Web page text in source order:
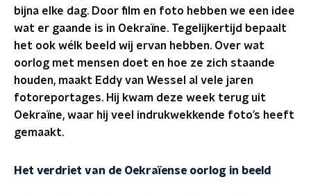
bijna elke dag. Door film en foto hebben we een idee
wat er gaande is in Oekraïne. Tegelijkertijd bepaalt
het ook wélk beeld wij ervan hebben. Over wat
oorlog met mensen doet en hoe ze zich staande
houden, maakt Eddy van Wessel al vele jaren
fotoreportages. Hij kwam deze week terug uit
Oekraïne, waar hij veel indrukwekkende foto’s heeft
gemaakt.
Het verdriet van de Oekraïense oorlog in beeld